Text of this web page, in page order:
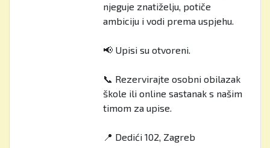
njeguje znatiželju, potiče
ambiciju i vodi prema uspjehu.
📢 Upisi su otvoreni.
📞 Rezervirajte osobni obilazak
škole ili online sastanak s našim
timom za upise.
📍 Dedići 102, Zagreb